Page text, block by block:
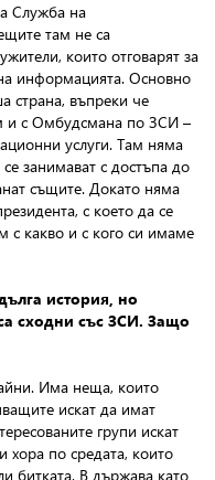
Служба на
там не са
които отговарят за
информацията. Основно
страна, въпреки че
и с Омбудсмана по ЗСИ –
услуги. Там няма
занимават с достъпа до
същите. Докато няма
с което да се
с какво и с кого си имаме
история, но
сходни със ЗСИ. Защо
Има неща, които
искат да имат
групи искат
по средата, които
битката. В държава като